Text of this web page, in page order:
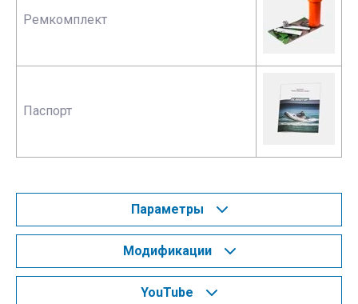
Ремкомплект
Паспорт
Параметры
Модификации
YouTube